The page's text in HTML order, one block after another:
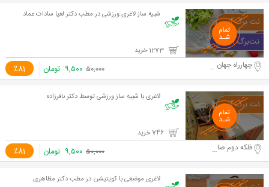
شبیه ساز لاغری ورزشی در مطب دکتر لعیا سادات عماد
٪81 چهارراه جهان کودک ۵۰,۰۰۰ ۹,۵۰۰ تومان
لاغری با شبیه ساز ورزشی توسط دکتر باقرزاده
٪81 فلکه دوم صادقیه - جلال آل احمد ۵۰,۰۰۰ ۹,۵۰۰ تومان
لاغری موضعی با کویتیشن در مطب دکتر مظاهری